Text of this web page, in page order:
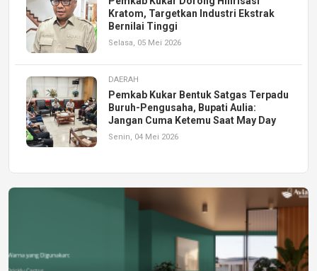
Kratom, Targetkan Industri Ekstrak
Bernilai Tinggi
Selasa, 05 Mei 2026
DAERAH
Pemkab Kukar Bentuk Satgas Terpadu
Buruh-Pengusaha, Bupati Aulia:
Jangan Cuma Ketemu Saat May Day
Senin, 04 Mei 2026